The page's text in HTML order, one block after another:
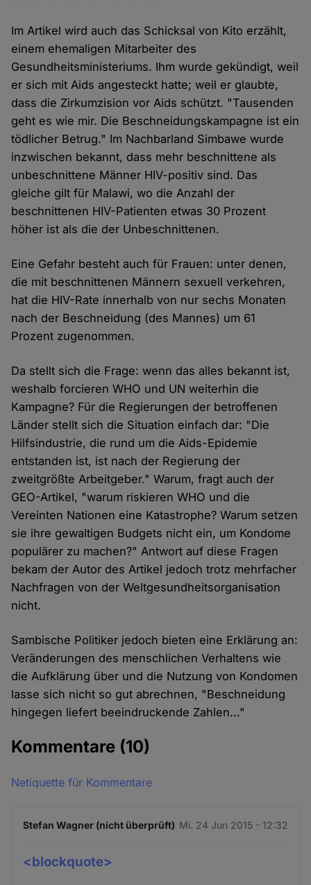
Im Artikel wird auch das Schicksal von Kito erzählt,
einem ehemaligen Mitarbeiter des
Gesundheitsministeriums. Ihm wurde gekündigt, weil
er sich mit Aids angesteckt hatte; weil er glaubte,
dass die Zirkumzision vor Aids schützt. "Tausenden
geht es wie mir. Die Beschneidungskampagne ist ein
tödlicher Betrug." Im Nachbarland Simbawe wurde
inzwischen bekannt, dass mehr beschnittene als
unbeschnittene Männer HIV-positiv sind. Das
gleiche gilt für Malawi, wo die Anzahl der
beschnittenen HIV-Patienten etwas 30 Prozent
höher ist als die der Unbeschnittenen.
Eine Gefahr besteht auch für Frauen: unter denen,
die mit beschnittenen Männern sexuell verkehren,
hat die HIV-Rate innerhalb von nur sechs Monaten
nach der Beschneidung (des Mannes) um 61
Prozent zugenommen.
Da stellt sich die Frage: wenn das alles bekannt ist,
weshalb forcieren WHO und UN weiterhin die
Kampagne? Für die Regierungen der betroffenen
Länder stellt sich die Situation einfach dar: "Die
Hilfsindustrie, die rund um die Aids-Epidemie
entstanden ist, ist nach der Regierung der
zweitgrößte Arbeitgeber." Warum, fragt auch der
GEO-Artikel, "warum riskieren WHO und die
Vereinten Nationen eine Katastrophe? Warum setzen
sie ihre gewaltigen Budgets nicht ein, um Kondome
populärer zu machen?" Antwort auf diese Fragen
bekam der Autor des Artikel jedoch trotz mehrfacher
Nachfragen von der Weltgesundheitsorganisation
nicht.
Sambische Politiker jedoch bieten eine Erklärung an:
Veränderungen des menschlichen Verhaltens wie
die Aufklärung über und die Nutzung von Kondomen
lasse sich nicht so gut abrechnen, "Beschneidung
hingegen liefert beeindruckende Zahlen..."
Kommentare (10)
Netiquette für Kommentare
Stefan Wagner (nicht überprüft) Mi. 24 Jun 2015 - 12:32
<blockquote>